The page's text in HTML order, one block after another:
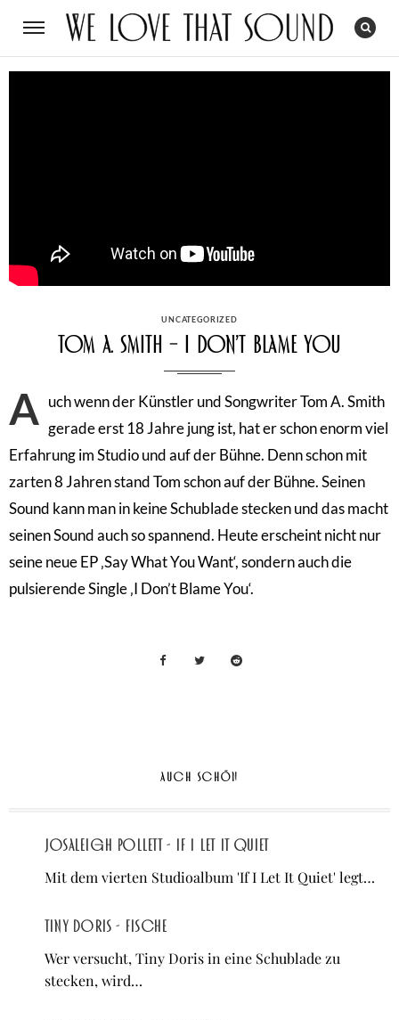
CATEGORIES
UNCATEGORIZED
Tom A. Smith – I Don’t Blame You
A uch wenn der Künstler und Songwriter Tom A. Smith
gerade erst 18 Jahre jung ist, hat er schon enorm viel
Erfahrung im Studio und auf der Bühne. Denn schon mit
zarten 8 Jahren stand Tom schon auf der Bühne. Seinen
Sound kann man in keine Schublade stecken und das macht
seinen Sound auch so spannend. Heute erscheint nicht nur
seine neue EP ‚Say What You Want‘, sondern auch die
pulsierende Single ‚I Don’t Blame You‘.
AUCH SCHÖN
Josaleigh Pollett - If I Let It Quiet
Mit dem vierten Studioalbum 'If I Let It Quiet' legt…
Tiny Doris - Fische
Wer versucht, Tiny Doris in eine Schublade zu
stecken, wird…